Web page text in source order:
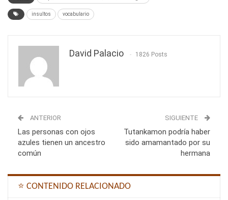
insultos vocabulario
David Palacio 1826 Posts
ANTERIOR
Las personas con ojos
azules tienen un ancestro
común
SIGUIENTE
Tutankamon podría haber
sido amamantado por su
hermana
⭐ CONTENIDO RELACIONADO